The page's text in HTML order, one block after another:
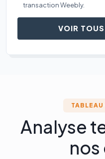
transaction Weebly.
VOIR
Analyse